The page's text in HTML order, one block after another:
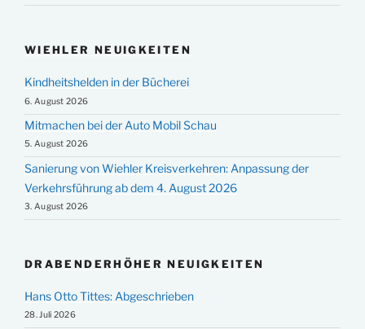
WIEHLER NEUIGKEITEN
Kindheitshelden in der Bücherei
6. August 2026
Mitmachen bei der Auto Mobil Schau
5. August 2026
Sanierung von Wiehler Kreisverkehren: Anpassung der
Verkehrsführung ab dem 4. August 2026
3. August 2026
DRABENDERHÖHER NEUIGKEITEN
Hans Otto Tittes: Abgeschrieben
28. Juli 2026